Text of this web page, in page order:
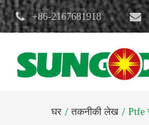
+86-2167681918
घर तकनीकी लेख Ptfe